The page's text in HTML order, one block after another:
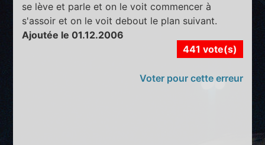
se lève et parle et on le voit commencer à
s'assoir et on le voit debout le plan suivant.
Ajoutée le 01.12.2006
441 vote(s)
Voter pour cette erreur